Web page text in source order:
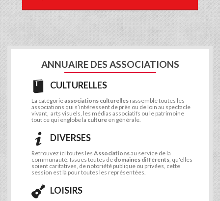
ANNUAIRE DES ASSOCIATIONS
CULTURELLES
La catégorieassociations culturelles rassemble toutes les
associations qui s’intéressent de près ou de loin au spectacle
vivant, arts visuels, les médias associatifs ou le patrimoine
tout ce qui englobe la culture en générale.
DIVERSES
Retrouvez ici toutes les Associationsau service de la
communauté. Issues toutes de domaines différents , qu'elles
soient caritatives, de notoriété publique ou privées, cette
session est là pour toutes les représentées.
LOISIRS